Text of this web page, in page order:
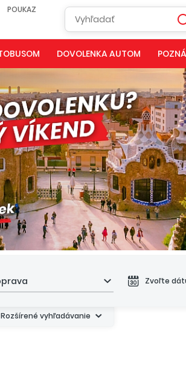
POUKAZ
DOVOLENKA AUTOM
Rozšírené vyhľadávanie
Zvoľte